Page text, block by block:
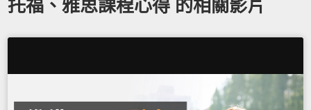
托福、雅思課程心得 的相關影片